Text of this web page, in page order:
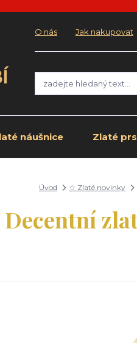
O nás Jak nakupovat
náušnice Zlaté
Úvod ☆ Zlaté novinky